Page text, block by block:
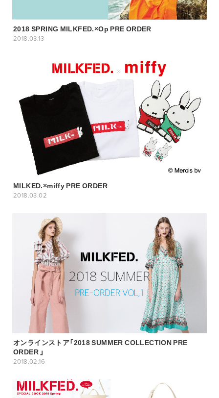
2018 SPRING MILKFED.×Op PRE ORDER
2018.03.13
MILKED.×miffy PRE ORDER
2018.03.02
オンラインストア「2018 SUMMER COLLECTION PRE
ORDER 」
2018.02.16